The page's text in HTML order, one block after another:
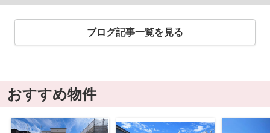
ブログ記事一覧を見る
おすすめ物件